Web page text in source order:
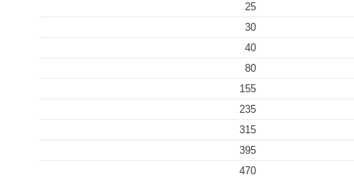
25
30
40
80
155
235
315
395
470